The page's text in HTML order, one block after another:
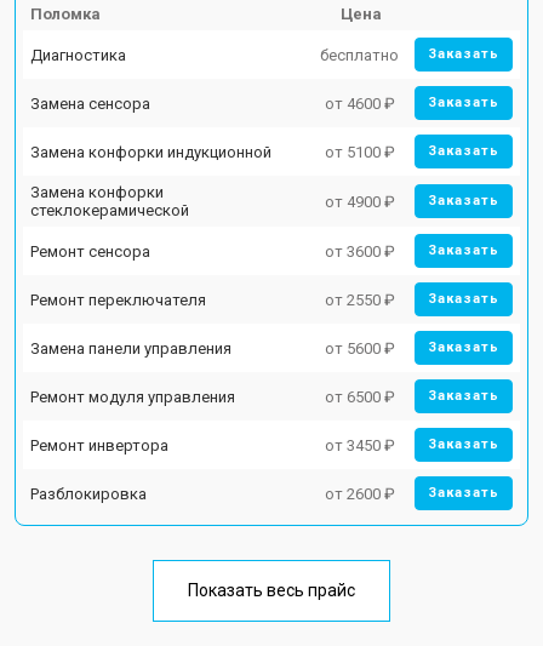
Поломка Цена
Диагностика бесплатно Заказать
Замена сенсора от 4600 ₽ Заказать
Замена конфорки индукционной от 5100 ₽ Заказать
Замена конфорки
стеклокерамической
от 4900 ₽ Заказать
Ремонт сенсора от 3600 ₽ Заказать
Ремонт переключателя от 2550 ₽ Заказать
Замена панели управления от 5600 ₽ Заказать
Ремонт модуля управления от 6500 ₽ Заказать
Ремонт инвертора от 3450 ₽ Заказать
Разблокировка от 2600 ₽ Заказать
Показать весь прайс